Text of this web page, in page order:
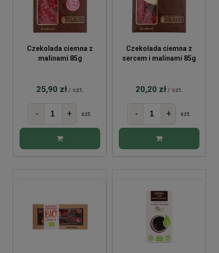
Czekolada ciemna z
malinami 85g
25,90 zł / szt.
- + szt.
Czekolada ciemna z
sercem i malinami 85g
20,20 zł / szt.
- + szt.